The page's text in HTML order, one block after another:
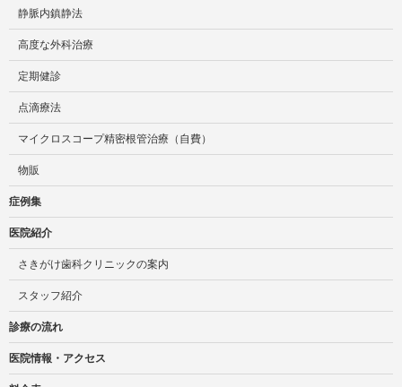
静脈内鎮静法
高度な外科治療
定期健診
点滴療法
マイクロスコープ精密根管治療（自費）
物販
症例集
医院紹介
さきがけ歯科クリニックの案内
スタッフ紹介
診療の流れ
医院情報・アクセス